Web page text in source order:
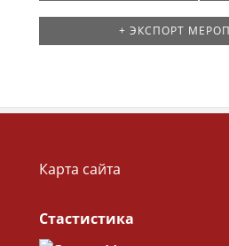
+ ЭКСПОРТ
Карта сайта
Стастистика